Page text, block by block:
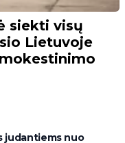
siekti visų
Lietuvoje
judantiems nuo